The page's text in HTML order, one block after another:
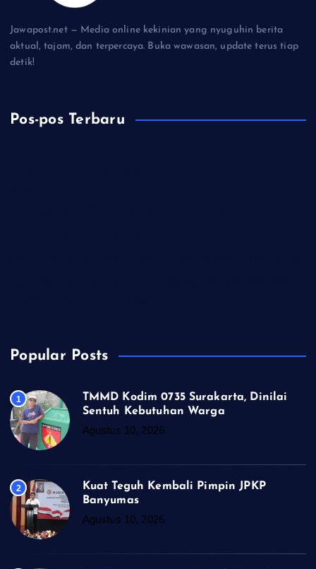
Jawapost.net — Media online kekinian yang nyuguhin berita
aktual, tajam, dan terpercaya. Buka wawasan, update terus tiap
detik!
Pos-pos Terbaru
Popular Posts
1
TMMD Kodim 0735 Surakarta, Dinilai
Sentuh Kebutuhan Warga
Agustus 10, 2026
2
Kuat Teguh Kembali Pimpin JPKP
Banyumas
Agustus 10, 2026